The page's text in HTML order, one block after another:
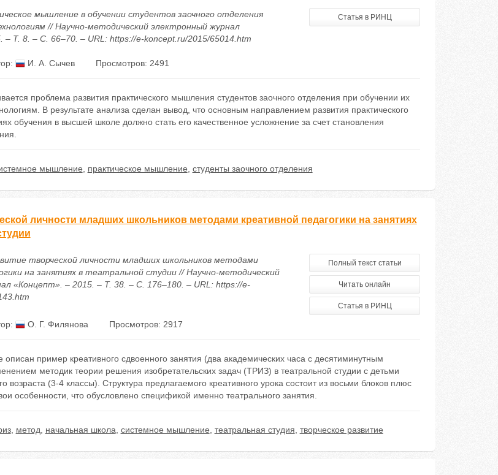
мышление в обучении студентов заочного отделения
// Научно-методический электронный журнал
– Т. 8. – С. 66–70. – URL: https://e-koncept.ru/2015/65014.htm
Статья в РИНЦ
И. А. Сычев Просмотров: 2491
проблема развития практического мышления студентов заочного отделения при обучении их
В результате анализа сделан вывод, что основным направлением развития практического
обучения в высшей школе должно стать его качественное усложнение за счет становления
мышление практическое мышление студенты заочного отделения
личности младших школьников методами креативной педагогики на занятиях
творческой личности младших школьников методами
на занятиях в театральной студии // Научно-методический
«Концепт». – 2015. – Т. 38. – С. 176–180. – URL: https://e-
Полный текст статьи
Читать онлайн
Статья в РИНЦ
О. Г. Филянова Просмотров: 2917
описан пример креативного сдвоенного занятия (два академических часа с десятиминутным
методик теории решения изобретательских задач (ТРИЗ) в театральной студии с детьми
возраста (3-4 классы). Структура предлагаемого креативного урока состоит из восьми блоков плюс
особенности, что обусловлено спецификой именно театрального занятия.
, метод начальная школа системное мышление театральная студия творческое развитие